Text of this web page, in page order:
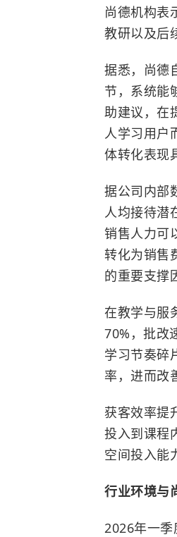
尚德机构表
教研以及后
据悉，尚德
节，系统能
助建议，在
人学习用户
体转化表现
据公司内部
人均接待潜
销售人力可
转化为销售
的重要支撑
在教学与服
70%，批改
学习节奏碎
率，进而改
获客效率提
投入到课程
空间投入能
行业环境与
2026年一季